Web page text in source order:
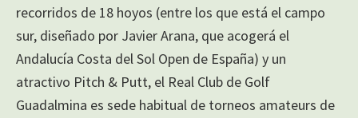
recorridos de 18 hoyos (entre los que está el campo
sur, diseñado por Javier Arana, que acogerá el
Andalucía Costa del Sol Open de España) y un
atractivo Pitch & Putt, el Real Club de Golf
Guadalmina es sede habitual de torneos amateurs de